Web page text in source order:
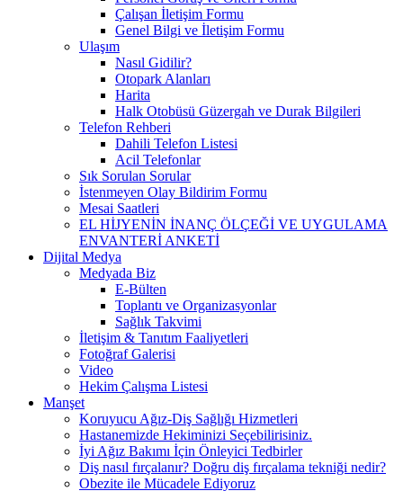
Çalışan İletişim Formu
Genel Bilgi ve İletişim Formu
Ulaşım
Nasıl Gidilir?
Otopark Alanları
Harita
Halk Otobüsü Güzergah ve Durak Bilgileri
Telefon Rehberi
Dahili Telefon Listesi
Acil Telefonlar
Sık Sorulan Sorular
İstenmeyen Olay Bildirim Formu
Mesai Saatleri
EL HİJYENİN İNANÇ ÖLÇEĞİ VE UYGULAMA
ENVANTERİ ANKETİ
Dijital Medya
Medyada Biz
E-Bülten
Toplantı ve Organizasyonlar
Sağlık Takvimi
İletişim & Tanıtım Faaliyetleri
Fotoğraf Galerisi
Video
Hekim Çalışma Listesi
Manşet
Koruyucu Ağız-Diş Sağlığı Hizmetleri
Hastanemizde Hekiminizi Seçebilirisiniz.
İyi Ağız Bakımı İçin Önleyici Tedbirler
Diş nasıl fırçalanır? Doğru diş fırçalama tekniği nedir?
Obezite ile Mücadele Ediyoruz